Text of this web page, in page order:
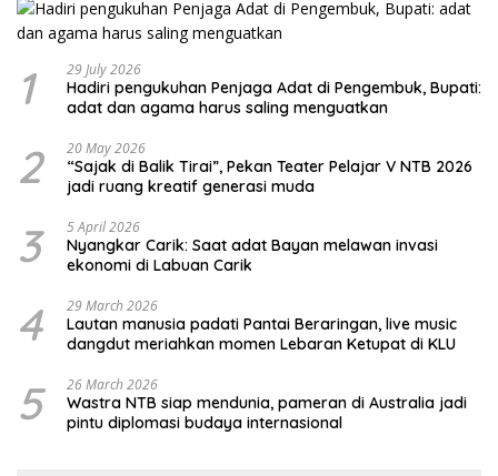
1 29 July 2026
Hadiri pengukuhan Penjaga Adat di Pengembuk, Bupati:
adat dan agama harus saling menguatkan
2 20 May 2026
“Sajak di Balik Tirai”, Pekan Teater Pelajar V NTB 2026
jadi ruang kreatif generasi muda
3 5 April 2026
Nyangkar Carik: Saat adat Bayan melawan invasi
ekonomi di Labuan Carik
4 29 March 2026
Lautan manusia padati Pantai Beraringan, live music
dangdut meriahkan momen Lebaran Ketupat di KLU
5 26 March 2026
Wastra NTB siap mendunia, pameran di Australia jadi
pintu diplomasi budaya internasional